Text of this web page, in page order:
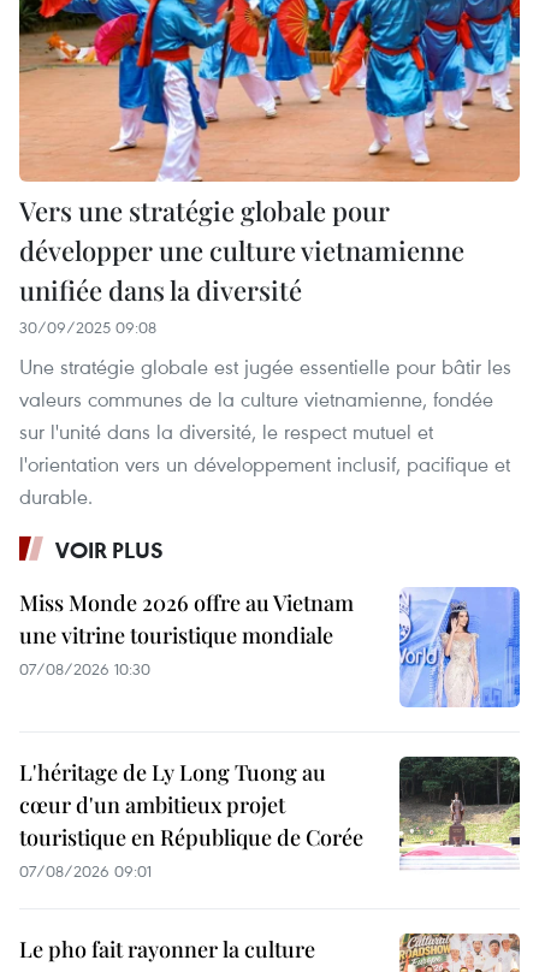
Vers une stratégie globale pour
développer une culture vietnamienne
unifiée dans la diversité
30/09/2025 09:08
Une stratégie globale est jugée essentielle pour bâtir les
valeurs communes de la culture vietnamienne, fondée
sur l'unité dans la diversité, le respect mutuel et
l'orientation vers un développement inclusif, pacifique et
durable.
VOIR PLUS
Miss Monde 2026 offre au Vietnam
une vitrine touristique mondiale
07/08/2026 10:30
L'héritage de Ly Long Tuong au
cœur d'un ambitieux projet
touristique en République de Corée
07/08/2026 09:01
Le pho fait rayonner la culture